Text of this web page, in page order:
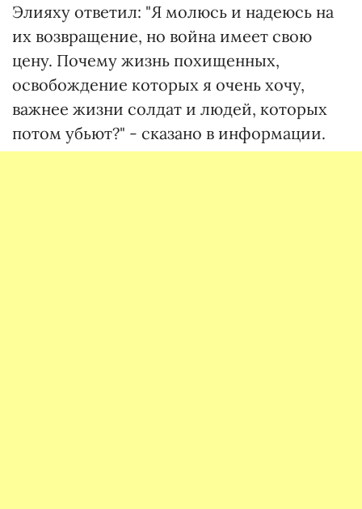
Элияху ответил: "Я молюсь и надеюсь на
их возвращение, но война имеет свою
цену. Почему жизнь похищенных,
освобождение которых я очень хочу,
важнее жизни солдат и людей, которых
потом убьют?" - сказано в информации.